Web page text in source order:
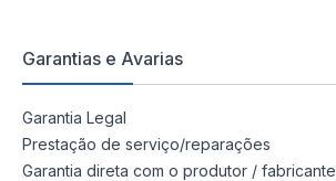
Garantias e Avarias
Garantia Legal
Prestação de serviço/reparações
Garantia direta com o produtor / fabricante